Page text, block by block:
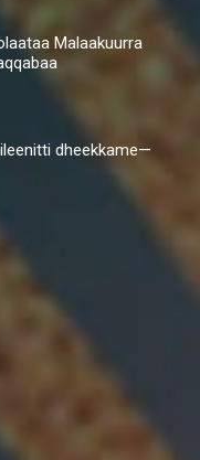
Malaakuurra
dheekkame—